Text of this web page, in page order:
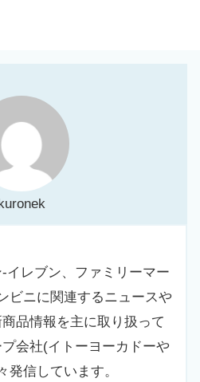
イレブン、ファミリーマー
ビニに関連するニュースや
品情報を主に取り扱って
会社(イトーヨーカドーや
発信しています。